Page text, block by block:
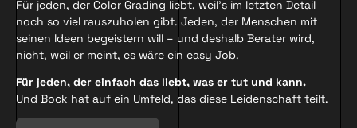
Für jeden, der Color Grading liebt, weil’s im letzten Detail
noch so viel rauszuholen gibt. Jeden, der Menschen mit
seinen Ideen begeistern will – und deshalb Berater wird,
nicht, weil er meint, es wäre ein easy Job.
Für jeden, der einfach das liebt, was er tut und kann.
Und Bock hat auf ein Umfeld, das diese Leidenschaft teilt.